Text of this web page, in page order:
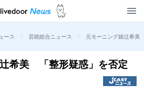
ース > 芸能総合ニュース > 元モーニング娘辻希
希美 「整形疑惑」を否定